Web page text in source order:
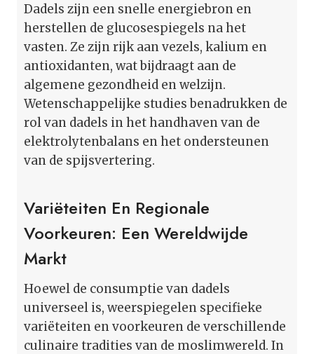
Dadels zijn een snelle energiebron en
herstellen de glucosespiegels na het
vasten. Ze zijn rijk aan vezels, kalium en
antioxidanten, wat bijdraagt aan de
algemene gezondheid en welzijn.
Wetenschappelijke studies benadrukken de
rol van dadels in het handhaven van de
elektrolytenbalans en het ondersteunen
van de spijsvertering.
Variëteiten En Regionale
Voorkeuren: Een Wereldwijde
Markt
Hoewel de consumptie van dadels
universeel is, weerspiegelen specifieke
variëteiten en voorkeuren de verschillende
culinaire tradities van de moslimwereld. In